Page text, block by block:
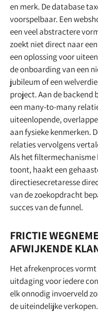
en merk. De database
voorspelbaar. Een
een veel abstractere
zoekt niet direct naar
een oplossing voor
de onboarding van een
jubileum of een
project. Aan de backend
een many-to-many
uiteenlopende,
aan fysieke kenmerken.
relaties vervolgens
Als het
toont, haakt een
directiesecretaresse
van de zoekopdracht
succes van de funnel.
FRICTIE
AFWIJKENDE
Het afrekenproces
uitdaging voor iedere
elk onnodig invoerveld
de uiteindelijke